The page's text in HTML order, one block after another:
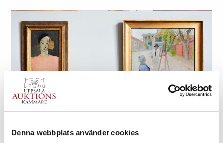
Denna webbplats använder cookies